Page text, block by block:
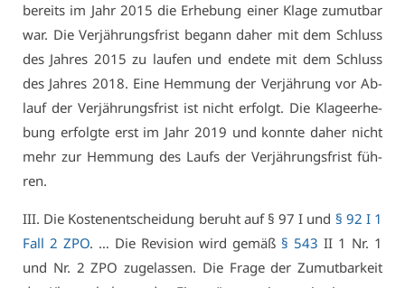
be­reits im Jahr 2015 die Er­he­bung ei­ner Kla­ge zu­mut­bar
war. Die Ver­jäh­rungs­frist be­gann da­her mit dem Schluss
des Jah­res 2015 zu lau­fen und en­de­te mit dem Schluss
des Jah­res 2018. Ei­ne Hem­mung der Ver­jäh­rung vor Ab­
lauf der Ver­jäh­rungs­frist ist nicht er­folgt. Die Kla­ge­er­he­
bung er­folg­te erst im Jahr 2019 und konn­te da­her nicht
mehr zur Hem­mung des Laufs der Ver­jäh­rungs­frist füh­
ren.
III. Die Kos­ten­ent­schei­dung be­ruht auf § 97 I und § 92 I 1
Fall 2 ZPO. … Die Re­vi­si­on wird ge­mäß § 543 II 1 Nr. 1
und Nr. 2 ZPO zu­ge­las­sen. Die Fra­ge der Zu­mut­bar­keit